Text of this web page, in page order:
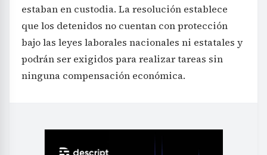
estaban en custodia. La resolución establece
que los detenidos no cuentan con protección
bajo las leyes laborales nacionales ni estatales y
podrán ser exigidos para realizar tareas sin
ninguna compensación económica.